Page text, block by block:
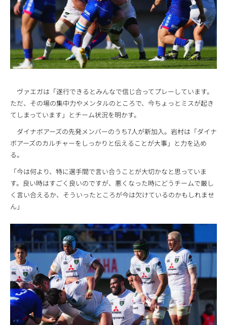
ヴァエガは「遂行できるとみんなで信じ合ってプレーしています。
ただ、その場の集中力やメンタルのところで、今ちょっとミスが起き
てしまっています」とチーム状況を明かす。
ダイナボアーズの先発メンバーのうち7人が新加入。岩村は「ダイナ
ボアーズのカルチャーをしっかりと伝えることが大事」と力を込め
る。
「今は何より、特に選手間で言い合うことが大切かなと思っていま
す。良い時はすごく良いのですが、悪くなった時にどうチームで厳し
く言い合えるか、そういったところが今は欠けているのかもしれませ
ん」